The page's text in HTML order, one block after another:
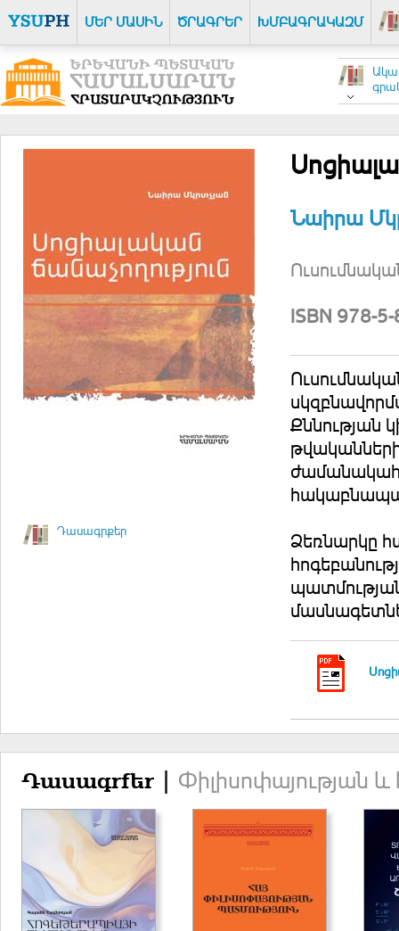
ՄԵՐ ՄԱՍԻՆ ԾՐԱԳՐԵՐ ԽՄԲԱԳՐԱԿԱԶՄ
Դասագրքեր
Նաիրա
ISBN 978-
Քննության
Ձեռնարկը
Դասագրքեր | Փիլիսոփայության